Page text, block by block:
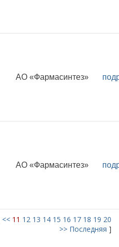
АО «Фармасинтез»
АО «Фармасинтез»
<< 11 12 13 14 15 16 17 18 19 20
>> Последняя ]